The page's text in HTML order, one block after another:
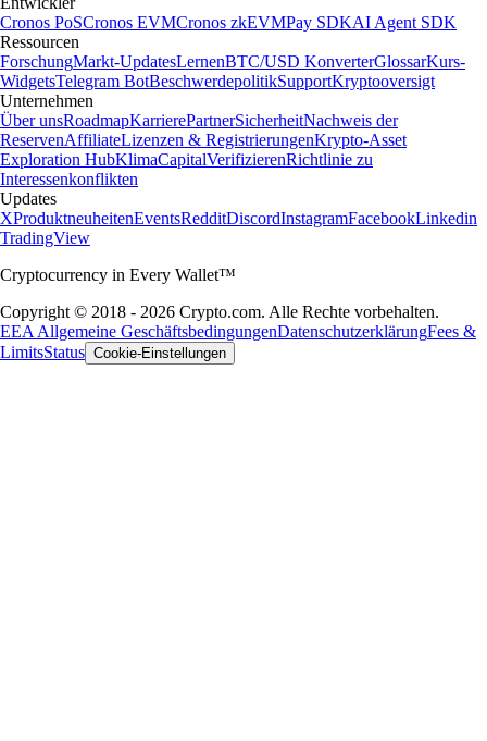
Cronos PoSCronos EVMCronos zkEVMPay SDKAI Agent SDK
Ressourcen
ForschungMarkt-UpdatesLernenBTC/USD KonverterGlossarKurs-
WidgetsTelegram BotBeschwerdepolitikSupportKryptooversigt
Unternehmen
Über unsRoadmapKarrierePartnerSicherheitNachweis der
ReservenAffiliateLizenzen & RegistrierungenKrypto-Asset
Exploration HubKlimaCapitalVerifizierenRichtlinie zu
Interessenkonflikten
Updates
XProduktneuheitenEventsRedditDiscordInstagramFacebookLinkedin
TradingView
Cryptocurrency in Every Wallet™
Copyright © 2018 - 2026 Crypto.com. Alle Rechte vorbehalten.
EEA Allgemeine GeschäftsbedingungenDatenschutzerklärungFees &
LimitsStatus Cookie-Einstellungen